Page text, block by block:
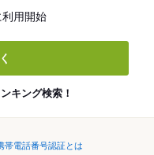
用開始
キング検索！
帯電話番号認証とは